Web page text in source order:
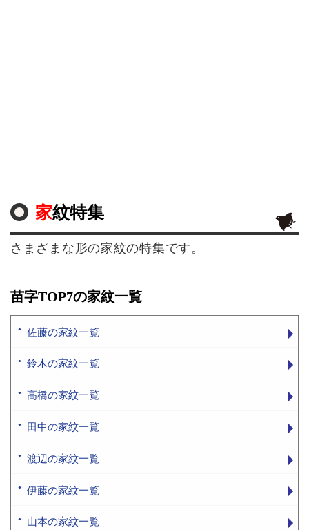
家紋特集
さまざまな形の家紋の特集です。
苗字TOP7の家紋一覧
佐藤の家紋一覧
鈴木の家紋一覧
高橋の家紋一覧
田中の家紋一覧
渡辺の家紋一覧
伊藤の家紋一覧
山本の家紋一覧